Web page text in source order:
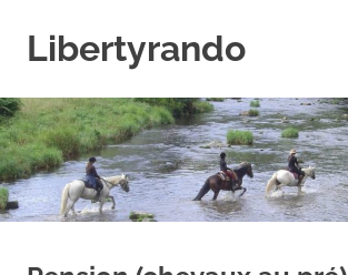
contentLibertyrando
spécialiste
de
la
randonnée
à
cheval